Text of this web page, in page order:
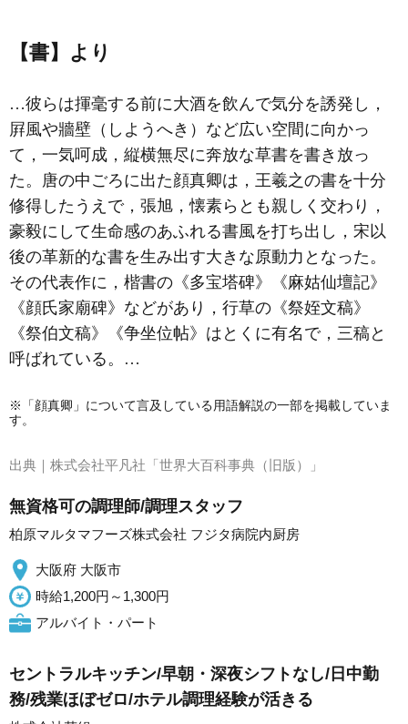
【書】より
…彼らは揮毫する前に大酒を飲んで気分を誘発し，
屛風や牆壁（しようへき）など広い空間に向かっ
て，一気呵成，縦横無尽に奔放な草書を書き放っ
た。唐の中ごろに出た顔真卿は，王羲之の書を十分
修得したうえで，張旭，懐素らとも親しく交わり，
豪毅にして生命感のあふれる書風を打ち出し，宋以
後の革新的な書を生み出す大きな原動力となった。
その代表作に，楷書の《多宝塔碑》《麻姑仙壇記》
《顔氏家廟碑》などがあり，行草の《祭姪文稿》
《祭伯文稿》《争坐位帖》はとくに有名で，三稿と
呼ばれている。…
※「顔真卿」について言及している用語解説の一部を掲載していま
す。
出典｜ 株式会社平凡社「世界大百科事典（旧版）」
無資格可の調理師/調理スタッフ
柏原マルタマフーズ株式会社 フジタ病院内厨房
大阪府 大阪市
時給1,200円～1,300円
アルバイト・パート
セントラルキッチン/早朝・深夜シフトなし/日中勤
務/残業ほぼゼロ/ホテル調理経験が活きる